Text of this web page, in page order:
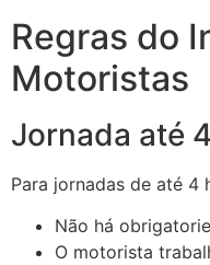
Regras do
Motoristas
Jornada até
Para jornadas de até 4
Não há
O motorista